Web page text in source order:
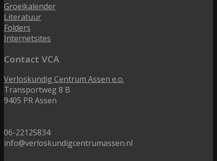
Groeikalender
Literatuur
Folders
Internetsites
Contact VCA
Verloskundig Centrum Assen e.o.
Transportweg 8 B
9405 PR Assen
06-22125834
info@verloskundigcentrumassen.nl